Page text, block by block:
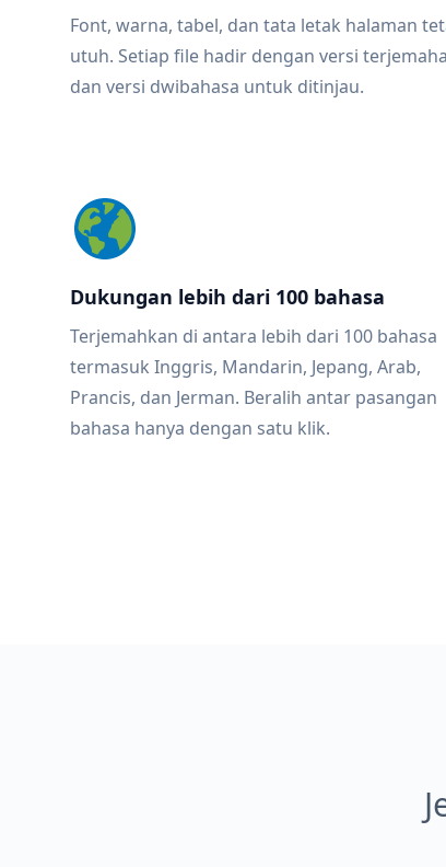
Font, warna, tabel, dan tata letak halaman
utuh. Setiap file hadir dengan versi
dan versi dwibahasa untuk ditinjau.
Dukungan lebih dari 100 bahasa
Terjemahkan di antara lebih dari 100 bahasa
termasuk Inggris, Mandarin, Jepang, Arab,
Prancis, dan Jerman. Beralih antar pasangan
bahasa hanya dengan satu klik.